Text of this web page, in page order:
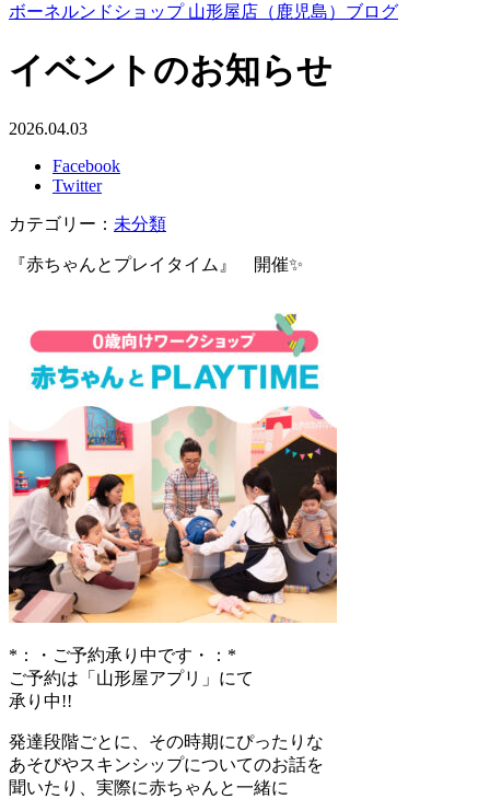
ボーネルンドショップ 山形屋店（鹿児島）ブログ
イベントのお知らせ
2026.04.03
Facebook
Twitter
カテゴリー： 未分類
『赤ちゃんとプレイタイム』 開催✨
*：・ご予約承り中です・：*
ご予約は「山形屋アプリ」にて
承り中!!
発達段階ごとに、その時期にぴったりな
あそびやスキンシップについてのお話を
聞いたり、実際に赤ちゃんと一緒に